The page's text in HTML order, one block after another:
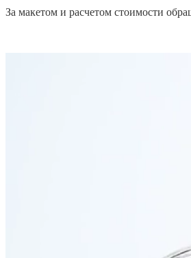
За макетом и расчетом стоимости